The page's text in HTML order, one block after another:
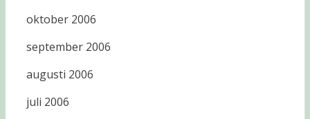
oktober 2006
september 2006
augusti 2006
juli 2006